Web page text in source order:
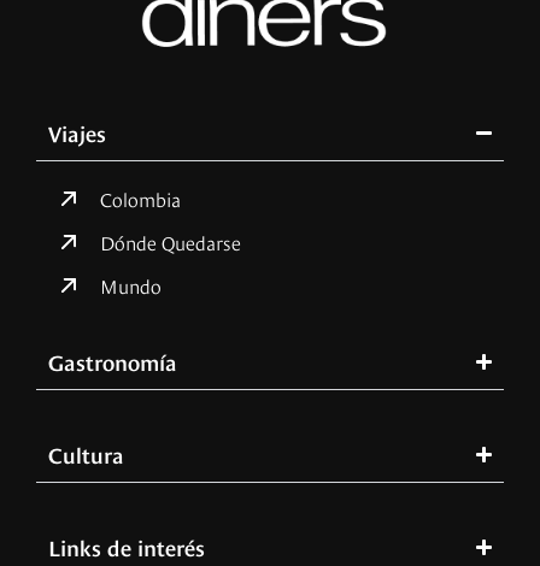
Viajes
Colombia
Dónde Quedarse
Mundo
Gastronomía
Cultura
Links de interés